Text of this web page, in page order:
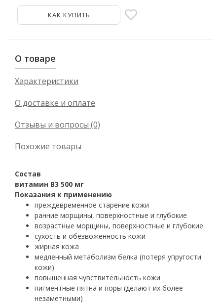
КАК КУПИТЬ
О товаре
Характеристики
О доставке и оплате
Отзывы и вопросы (0)
Похожие товары
Состав
витамин B3 500 мг
Показания к применению
преждевременное старение кожи
ранние морщины, поверхностные и глубокие
возрастные морщины, поверхностные и глубокие
сухость и обезвоженность кожи
жирная кожа
медленный метаболизм белка (потеря упругости
кожи)
повышенная чувствительность кожи
пигментные пятна и поры (делают их более
незаметными)